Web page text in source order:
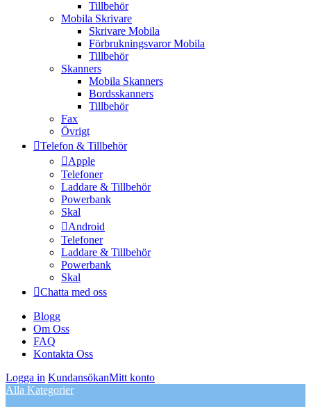
Tillbehör
Mobila Skrivare
Skrivare Mobila
Förbrukningsvaror Mobila
Tillbehör
Skanners
Mobila Skanners
Bordsskanners
Tillbehör
Fax
Övrigt
Telefon & Tillbehör
Apple
Telefoner
Laddare & Tillbehör
Powerbank
Skal
Android
Telefoner
Laddare & Tillbehör
Powerbank
Skal
Chatta med oss
Blogg
Om Oss
FAQ
Kontakta Oss
Logga in KundansökanMitt konto
Alla Kategorier